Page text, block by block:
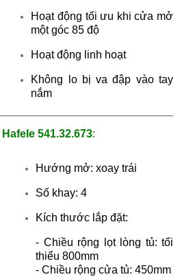
Hoạt động tối ưu khi cửa mở
một góc 85 độ
Hoạt động linh hoạt
Không lo bị va đập vào tay
nắm
Hafele 541.32.673:
Hướng mở: xoay trái
Số khay: 4
Kích thước lắp đặt:
- Chiều rộng lọt lòng tủ: tối
thiểu 800mm
-Chiều rộng cửa tủ: 450mm